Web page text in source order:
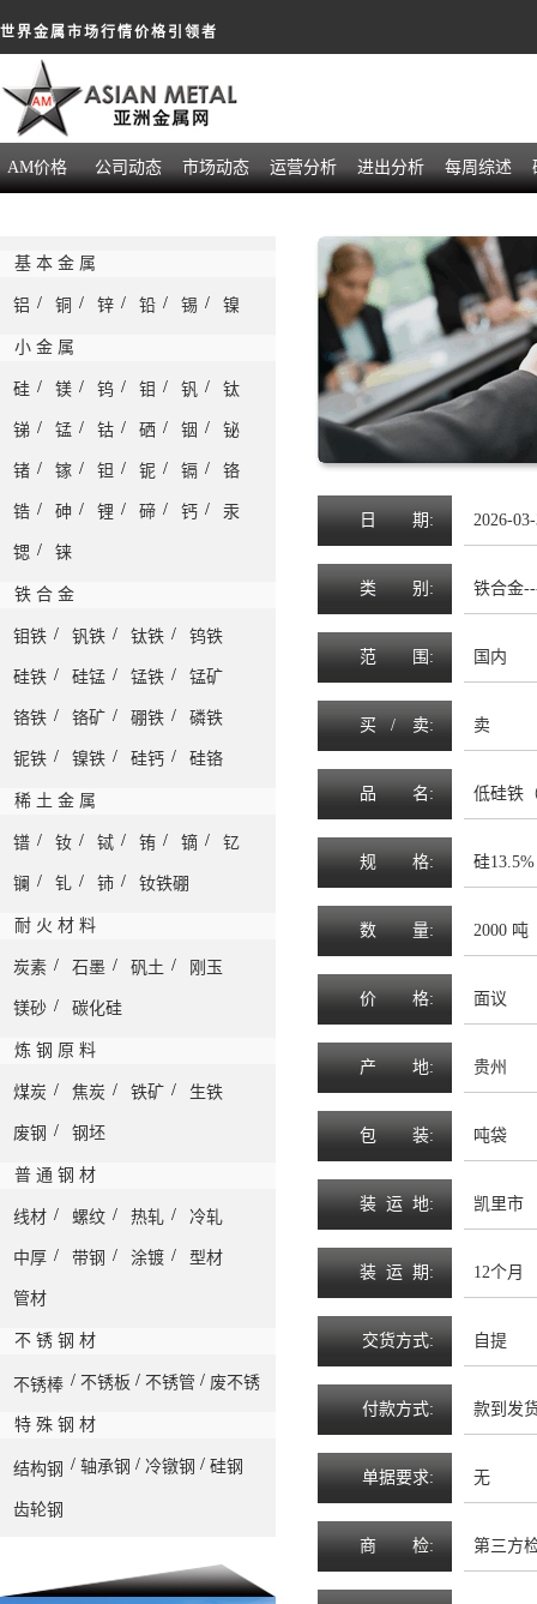
世界金属市场行情价格引领者
AM价格 公司动态 市场动态 运营分析 进出分析 每周综述
基 本 金 属
铝 / 铜 / 锌 / 铅 / 锡 / 镍
小 金 属
硅 / 镁 / 钨 / 钼 / 钒 / 钛
锑 / 锰 / 钴 / 硒 / 铟 / 铋
锗 / 镓 / 钽 / 铌 / 镉 / 铬
锆 / 砷 / 锂 / 碲 / 钙 / 汞
锶 / 铼
铁 合 金
钼铁 / 钒铁 / 钛铁 / 钨铁
硅铁 / 硅锰 / 锰铁 / 锰矿
铬铁 / 铬矿 / 硼铁 / 磷铁
铌铁 / 镍铁 / 硅钙 / 硅铬
稀 土 金 属
镨 / 钕 / 铽 / 铕 / 镝 / 钇
镧 / 钆 / 铈 / 钕铁硼
耐 火 材 料
炭素 / 石墨 / 矾土 / 刚玉
镁砂 / 碳化硅
炼 钢 原 料
煤炭 / 焦炭 / 铁矿 / 生铁
废钢 / 钢坯
普 通 钢 材
线材 / 螺纹 / 热轧 / 冷轧
中厚 / 带钢 / 涂镀 / 型材
管材
不 锈 钢 材
不锈棒 / 不锈板 / 不锈管 / 废不锈
特 殊 钢 材
结构钢 / 轴承钢 / 冷镦钢 / 硅钢
齿轮钢
日 期: 2026-
类 别: 铁合金
范 围 : 国内
买 / 卖: 卖
品 名 : 低硅铁
规 格: 硅
数 量: 2000 吨
价 格: 面议
产 地: 贵州
包 装: 吨袋
装 运 地: 凯里市
装 运 期 : 12个月
交货方式: 自提
付款方式: 款到发
单据要求: 无
商 检: 第三方